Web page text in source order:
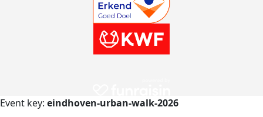
Event key: eindhoven-urban-walk-2026